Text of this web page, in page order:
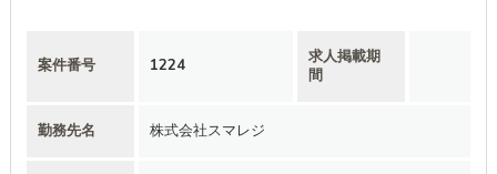
案件番号 1224
求人掲載期
間
勤務先名 株式会社スマレジ